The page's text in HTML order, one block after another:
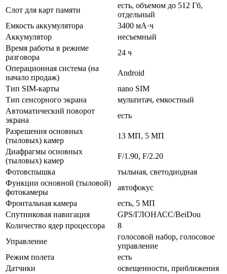
Слот для карт памяти
есть, объемом до 512 Гб,
отдельный
Емкость аккумулятора
3400 мА·ч
Аккумулятор
несъемный
Время работы в режиме
разговора
24 ч
Операционная система (на
начало продаж)
Android
Тип SIM-карты
nano SIM
Тип сенсорного экрана
мультитач, емкостный
Автоматический поворот
экрана
есть
Разрешения основных
(тыловых) камер
13 МП, 5 МП
Диафрагмы основных
(тыловых) камер
F/1.90, F/2.20
Фотовспышка
тыльная, светодиодная
Функции основной (тыловой)
фотокамеры
автофокус
Фронтальная камера
есть, 5 МП
Спутниковая навигация
GPS/ГЛОНАСС/BeiDou
Количество ядер процессора
8
Управление
голосовой набор, голосовое
управление
Режим полета
есть
Датчики
освещенности, приближения